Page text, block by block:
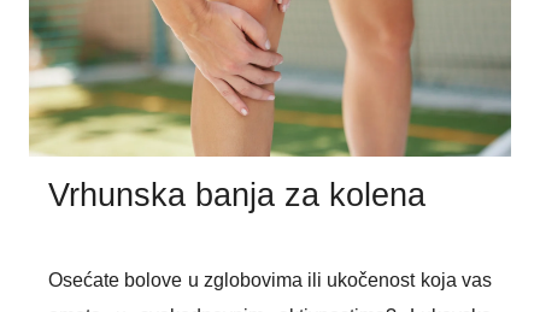
svakodnevnom funkcionisanju osoba koje se
suočavaju sa hroničnim tegobama.
Vrhunska banja za kolena
Osećate bolove u zglobovima ili ukočenost koja vas